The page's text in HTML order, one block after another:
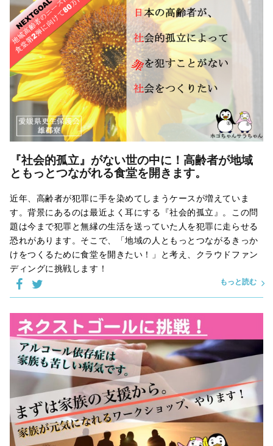
『社会的孤立』がない世の中に！高齢者が地域
ともっとつながれる食堂を開きます。
近年、高齢者が犯罪に手を染めてしまうケースが増えていま
す。背景にあるのは最近よく耳にする『社会的孤立』。この問
題は今まで犯罪と無縁の生活を送っていた人を犯罪に走らせる
恐れがあります。そこで、「地域の人ともっとつながるきっか
けをつくるために食堂を開きたい！」と考え、クラウドファン
ディングに挑戦します！
もっと読む